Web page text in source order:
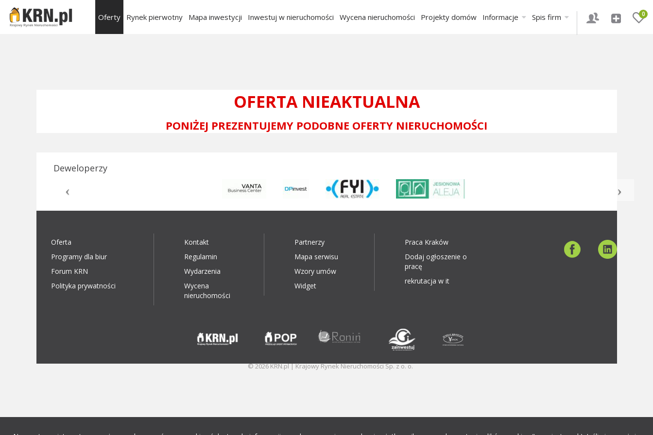
0
Oferty Rynek pierwotny Mapa inwestycji Inwestuj w nieruchomości Wycena nieruchomości Projekty domów Informacje Spis firm
OFERTA NIEAKTUALNA
PONIŻEJ PREZENTUJEMY PODOBNE OFERTY NIERUCHOMOŚCI
Deweloperzy
Oferta
Programy dla biur
Forum KRN
Polityka prywatności
Kontakt
Regulamin
Wydarzenia
Wycena
nieruchomości
Partnerzy
Mapa serwisu
Wzory umów
Widget
Praca Kraków
Dodaj ogłoszenie o
pracę
rekrutacja w it
© 2026 KRN.pl | Krajowy Rynek Nieruchomości Sp. z o. o.